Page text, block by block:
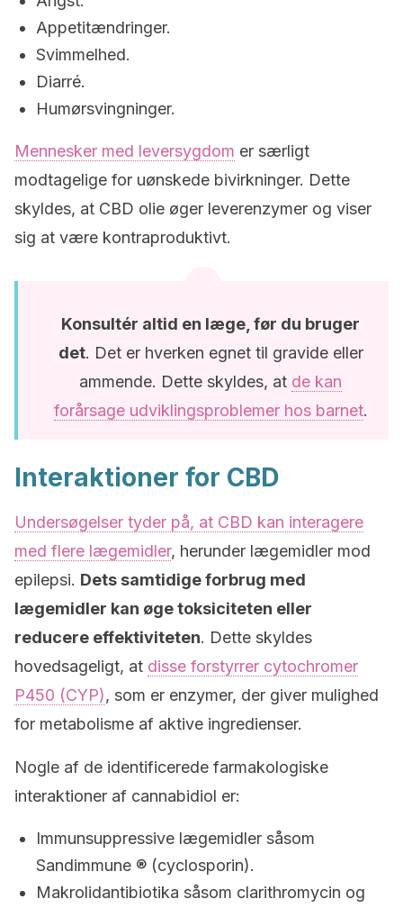
Appetitændringer.
Svimmelhed.
Diarré.
Humørsvingninger.
Mennesker med leversygdom er særligt
modtagelige for uønskede bivirkninger. Dette
skyldes, at CBD olie øger leverenzymer og viser
sig at være kontraproduktivt.
Konsultér altid en læge, før du bruger
det. Det er hverken egnet til gravide eller
ammende. Dette skyldes, at de kan
forårsage udviklingsproblemer hos barnet.
Interaktioner for CBD
Undersøgelser tyder på, at CBD kan interagere
med flere lægemidler, herunder lægemidler mod
epilepsi. Dets samtidige forbrug med
lægemidler kan øge toksiciteten eller
reducere effektiviteten. Dette skyldes
hovedsageligt, at disse forstyrrer cytochromer
P450 (CYP), som er enzymer, der giver mulighed
for metabolisme af aktive ingredienser.
Nogle af de identificerede farmakologiske
interaktioner af cannabidiol er:
Immunsuppressive lægemidler såsom
Sandimmune ® (cyclosporin).
Makrolidantibiotika såsom clarithromycin og